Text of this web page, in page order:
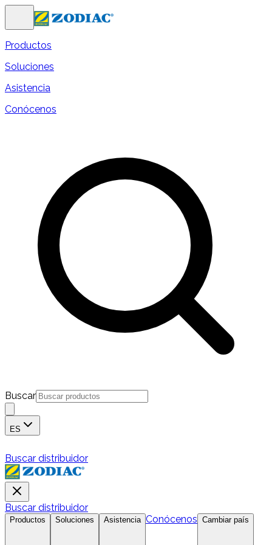
Productos
Soluciones
Asistencia
Conócenos
Buscar
ES
Buscar distribuidor
Buscar distribuidor
Productos Soluciones Asistencia Conócenos Cambiar país